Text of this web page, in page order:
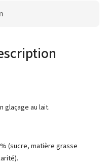
glaçage au lait.
(sucre, matière grasse